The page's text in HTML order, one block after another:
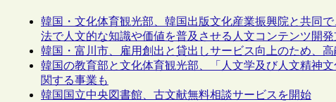
韓国・文化体育観光部、韓国出版文化産業振興院と共同
法で人文的な知識や価値を普及させる人文コンテンツ開
韓国・富川市、雇用創出と貸出しサービス向上のため、
韓国の教育部と文化体育観光部、「人文学及び人文精神
関する事業も
韓国国立中央図書館、古文献無料相談サービスを開始